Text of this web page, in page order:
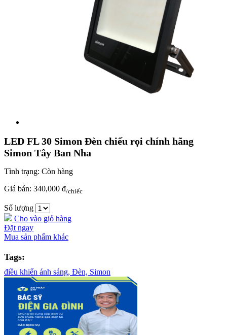
LED FL 30 Simon Đèn chiếu rọi chính hãng
Simon Tây Ban Nha
Tình trạng: Còn hàng
Giá bán: 340,000 đ/chiếc
Số lượng
Cho vào giỏ hàng
Đặt ngay
Mua sản phẩm khác
Tags:
điều khiển ánh sáng, Đèn, Simon